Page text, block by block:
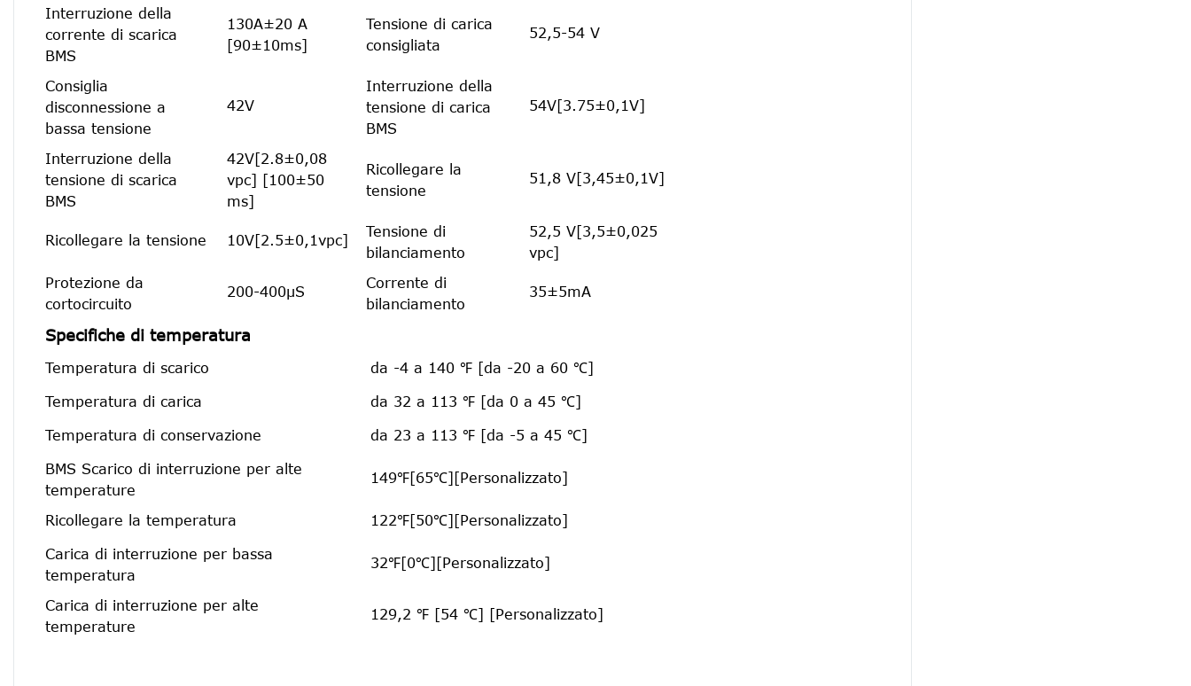
Interruzione della
corrente di scarica
BMS
130A±20 A
[90±10ms]
Tensione di carica
consigliata
52,5-54 V
Consiglia
disconnessione a
bassa tensione
42V
Interruzione della
tensione di carica
BMS
54V[3.75±0,1V]
Interruzione della
tensione di scarica
BMS
42V[2.8±0,08
vpc] [100±50
ms]
Ricollegare la
tensione
51,8 V[3,45±0,1V]
Ricollegare la tensione 10V[2.5±0,1vpc]
Tensione di
bilanciamento
52,5 V[3,5±0,025
vpc]
Protezione da
cortocircuito
200-400μS
Corrente di
bilanciamento
35±5mA
Specifiche di temperatura
Temperatura di scarico da -4 a 140 ℉ [da -20 a 60 ℃]
Temperatura di carica da 32 a 113 ℉ [da 0 a 45 ℃]
Temperatura di conservazione da 23 a 113 ℉ [da -5 a 45 ℃]
BMS Scarico di interruzione per alte
temperature
149℉[65℃][Personalizzato]
Ricollegare la temperatura 122℉[50℃][Personalizzato]
Carica di interruzione per bassa
temperatura
32℉[0℃][Personalizzato]
Carica di interruzione per alte
temperature
129,2 ℉ [54 ℃] [Personalizzato]